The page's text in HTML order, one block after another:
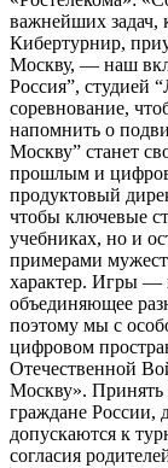
важнейших задач,
Кибертурнир,
Москву, — наш
Россия”, студией
соревнование,
напомнить о
Москву” станет
прошлым и
продуктовый
чтобы ключевые
учебниках, но и
примерами
характер. Игры —
объединяющее
поэтому мы с
цифровом
Отечественной
Москву». Принять
граждане России,
допускаются к
согласия